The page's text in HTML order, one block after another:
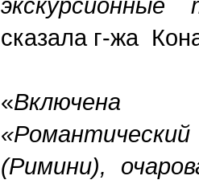
сказала г-жа
«
(Римини),